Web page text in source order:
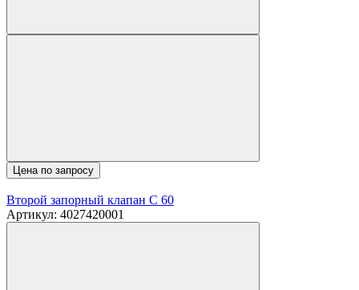
Цена по запросу
Второй запорный клапан C 60
Артикул: 4027420001